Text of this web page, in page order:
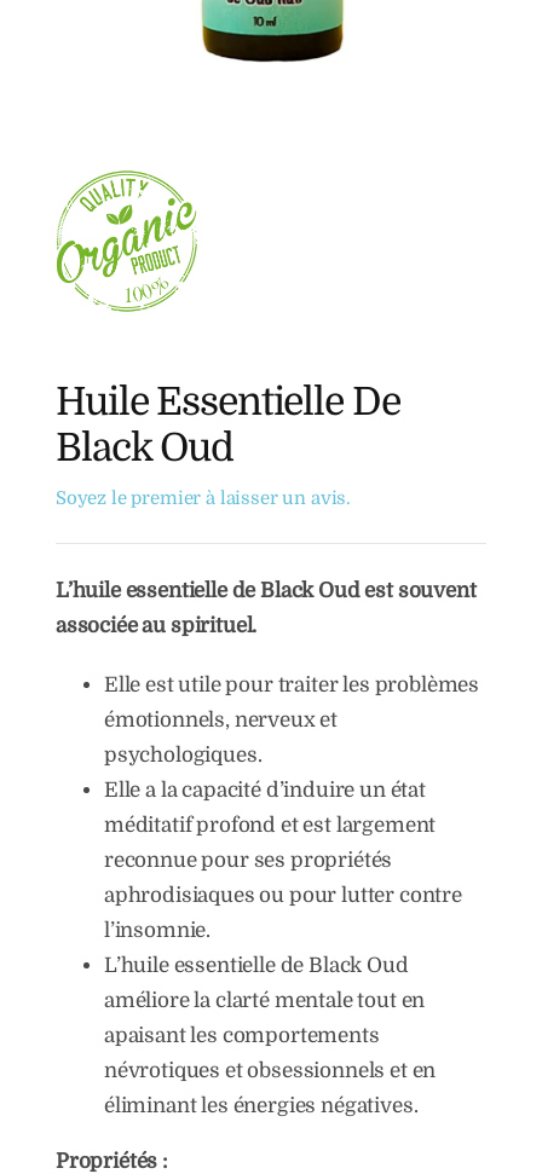
Huile Essentielle De
Black Oud
Soyez le premier à laisser un avis.
L’huile essentielle de Black Oud est souvent
associée au spirituel.
Elle est utile pour traiter les problèmes
émotionnels, nerveux et
psychologiques.
Elle a la capacité d’induire un état
méditatif profond et est largement
reconnue pour ses propriétés
aphrodisiaques ou pour lutter contre
l’insomnie.
L’huile essentielle de Black Oud
améliore la clarté mentale tout en
apaisant les comportements
névrotiques et obsessionnels et en
éliminant les énergies négatives.
Propriétés :